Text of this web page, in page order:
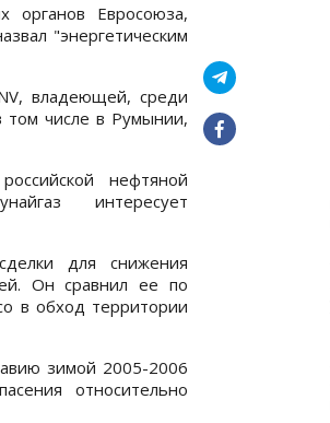
органов Евросоюза,
"энергетическим
владеющей, среди
том числе в Румынии,
нефтяной
интересует
для снижения
Он сравнил ее по
в обход территории
зимой 2005-2006
относительно